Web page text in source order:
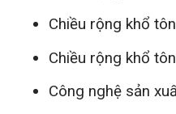
Chiều rộng khổ
Chiều rộng khổ
Công nghệ sản